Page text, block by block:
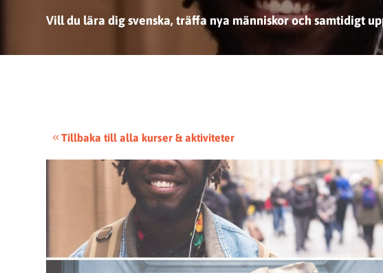
Vill du lära dig svenska, träffa nya människor och samtidigt
Tillbaka till alla kurser & aktiviteter